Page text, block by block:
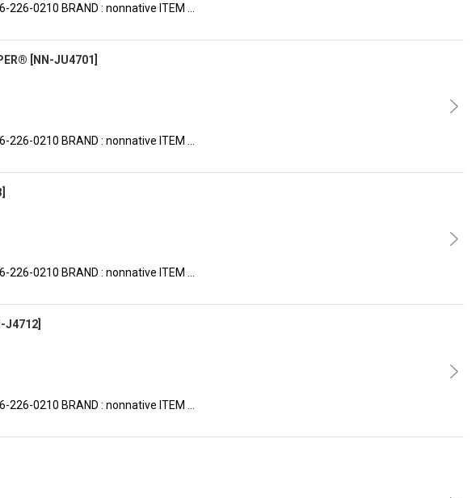
0210 BRAND : nonnative ITEM …
NN-JU4701
0210 BRAND : nonnative ITEM …
]
226-0210 BRAND : nonnative ITEM …
J4712
0210 BRAND : nonnative ITEM …